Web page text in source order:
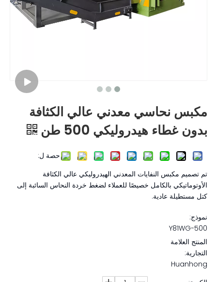
مكبس نحاسي معدني عالي الكثافة
بدون غطاء هيدروليكي 500 طن
حصة ل:
تم تصميم مكبس النفايات المعدني الهيدروليكي عالي الكثافة
الأوتوماتيكي بالكامل خصيصًا للعملاء لضغط خردة النحاس السائبة إلى
كتل مستطيلة عادية.
نموذج:
Y81WG-500
المنتج العلامة
التجارية:
Huanhong